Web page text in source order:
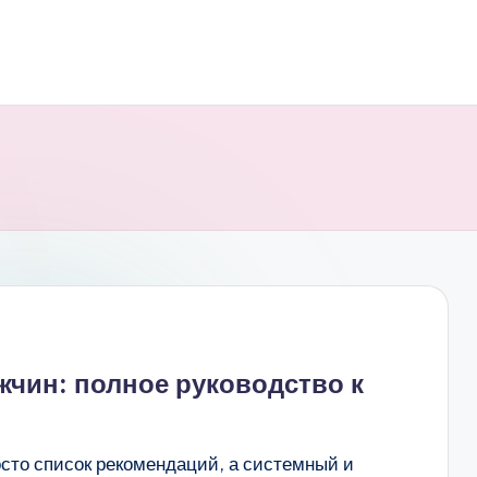
полное руководство к
список рекомендаций, а системный и